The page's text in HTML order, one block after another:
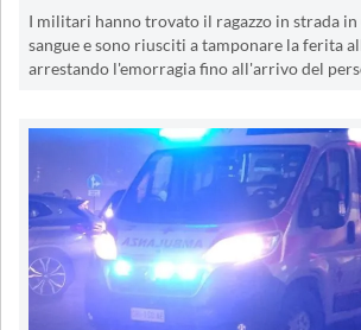
I militari hanno trovato il ragazzo in strada in
sangue e sono riusciti a tamponare la ferita
arrestando l'emorragia fino all'arrivo del